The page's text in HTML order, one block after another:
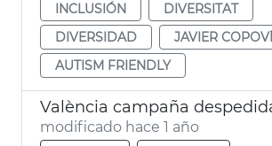
INCLUSIÓN
DIVERSITAT
DIVERSIDAD
JAVIER COPOVÍ
AUTISM FRIENDLY
modificado hace 1 año